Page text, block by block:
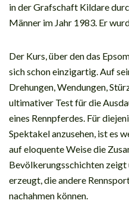
in der Grafschaft Kildare
Männer im Jahr 1983. Er
Der Kurs, über den das
sich schon einzigartig. Auf
Drehungen, Wendungen,
ultimativer Test für die
eines Rennpferdes. Für
Spektakel anzusehen, ist es
auf eloquente Weise die
Bevölkerungsschichten
erzeugt, die andere
nachahmen können.